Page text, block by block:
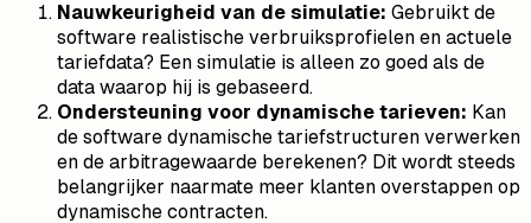
Nauwkeurigheid van de simulatie: Gebruikt de
software realistische verbruiksprofielen en actuele
tariefdata? Een simulatie is alleen zo goed als de
data waarop hij is gebaseerd.
Ondersteuning voor dynamische tarieven: Kan
de software dynamische tariefstructuren verwerken
en de arbitragewaarde berekenen? Dit wordt steeds
belangrijker naarmate meer klanten overstappen op
dynamische contracten.